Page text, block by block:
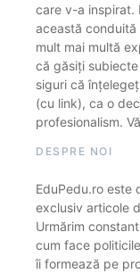
care v-a inspirat.
această
mult mai multă
că găsiți
siguri că
(cu link), ca o
profesionalism.
DESPRE NOI
EduPedu.ro este
exclusiv articole
Urmărim
cum face
îi formează pe